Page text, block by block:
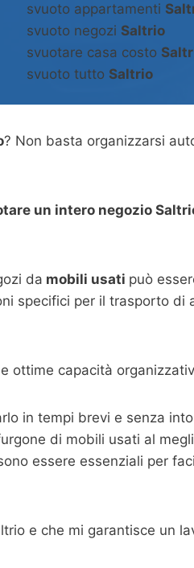
svuoto appartamenti
svuoto negozi Saltrio
svuotare casa costo
svuoto tutto Saltrio
? Non basta organizzarsi
un intero negozio
da mobili usati può
specifici per il trasporto di
ottime capacità
in tempi brevi e senza
di mobili usati al
essere essenziali per
e che mi garantisce un